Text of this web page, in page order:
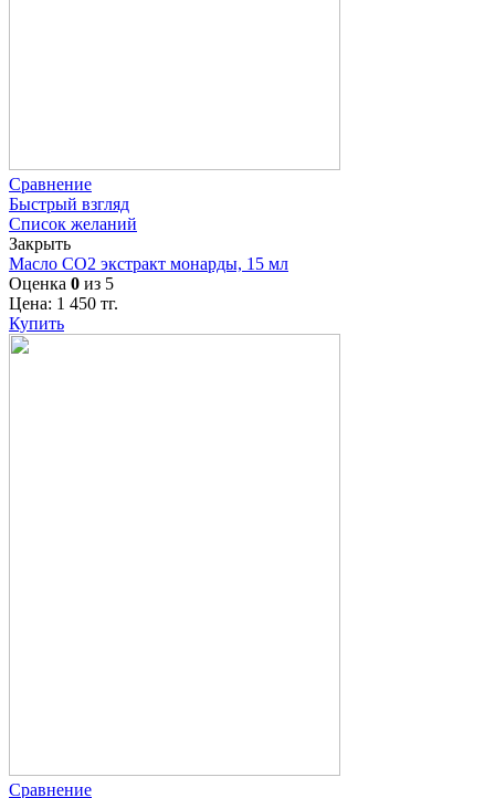
Сравнение
Быстрый взгляд
Список желаний
Закрыть
Масло СО2 экстракт монарды, 15 мл
Оценка 0 из 5
Цена: 1 450 тг.
Купить
Сравнение